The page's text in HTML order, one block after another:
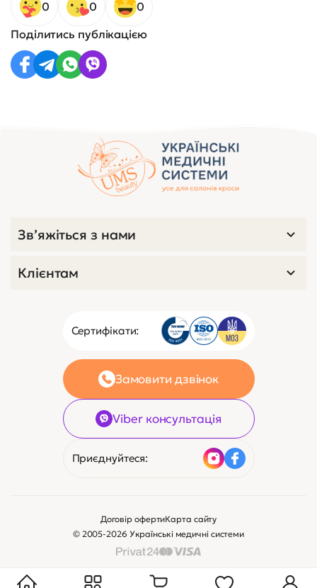
0
0
0
Поділитись публікацією
Сертифікати:
Замовити дзвінок
Viber консультація
Приєднуйтеся:
Зв’яжіться з нами
Клієнтам
© 2005-2026 Українські медичні системи
Договір офертиКарта сайту